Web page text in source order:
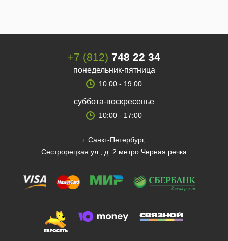
+7 (812) 748 22 34
понедельник-пятница
10:00 - 19:00
суббота-воскресенье
10:00 - 17:00
г. Санкт-Петербург,
Сестрорецкая ул., д. 2 метро Черная речка